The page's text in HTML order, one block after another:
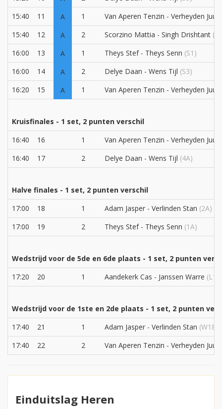
15:40
11 A 1 Van Aperen Tenzin - Verheyden Juul
15:40
12 A 2 Scorzino Mattia - Singh Drishtant
16:00
13 A 1 Theys Stef - Theys Senn (S1)
16:00
14 A 2 Delye Daan - Wens Tijl (S3)
16:20
15 A 1 Van Aperen Tenzin - Verheyden Juul
Kruisfinales - 1 set, 2 punten verschil
16:40
16 1 Van Aperen Tenzin - Verheyden Juul
16:40
17 2 Delye Daan - Wens Tijl (4A)
Halve finales - 1 set, 2 punten verschil
17:00
18 1 Adam Jasper - Verlinden Stan (2A)
17:00
19 2 Theys Stef - Theys Senn (1A)
Wedstrijd voor de 5de en 6de plaats - 1 set, 2 punten
17:20
20 1 Aandekerk Cas - Janssen Warre
Wedstrijd voor de 1ste en 2de plaats - 1 set, 2 punten
17:40
21 1 Adam Jasper - Verlinden Stan (W18)
17:40
22 2 Van Aperen Tenzin - Verheyden Juul
Einduitslag Heren